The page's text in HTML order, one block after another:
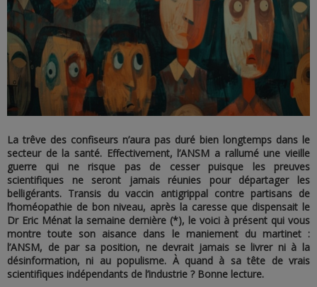
La trêve des confiseurs n’aura pas duré bien longtemps dans le
secteur de la santé. Effectivement, l’ANSM a rallumé une vieille
guerre qui ne risque pas de cesser puisque les preuves
scientifiques ne seront jamais réunies pour départager les
belligérants. Transis du vaccin antigrippal contre partisans de
l’homéopathie de bon niveau, après la caresse que dispensait le
Dr Eric Ménat la semaine dernière (*), le voici à présent qui vous
montre toute son aisance dans le maniement du martinet :
l’ANSM, de par sa position, ne devrait jamais se livrer ni à la
désinformation, ni au populisme. À quand à sa tête de vrais
scientifiques indépendants de l’industrie ? Bonne lecture.